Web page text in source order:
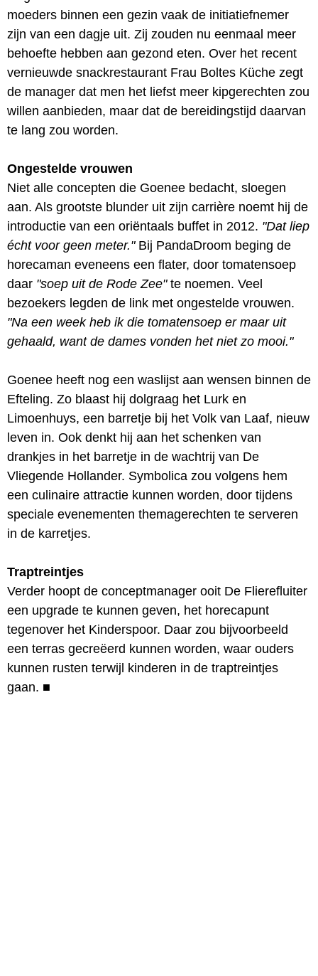
moeders binnen een gezin vaak de initiatiefnemer
zijn van een dagje uit. Zij zouden nu eenmaal meer
behoefte hebben aan gezond eten. Over het recent
vernieuwde snackrestaurant Frau Boltes Küche zegt
de manager dat men het liefst meer kipgerechten zou
willen aanbieden, maar dat de bereidingstijd daarvan
te lang zou worden.
Ongestelde vrouwen
Niet alle concepten die Goenee bedacht, sloegen
aan. Als grootste blunder uit zijn carrière noemt hij de
introductie van een oriëntaals buffet in 2012. "Dat liep
écht voor geen meter."Bij PandaDroom beging de
horecaman eveneens een flater, door tomatensoep
daar "soep uit de Rode Zee"te noemen. Veel
bezoekers legden de link met ongestelde vrouwen.
"Na een week heb ik die tomatensoep er maar uit
gehaald, want de dames vonden het niet zo mooi."
Goenee heeft nog een waslijst aan wensen binnen de
Efteling. Zo blaast hij dolgraag het Lurk en
Limoenhuys, een barretje bij het Volk van Laaf, nieuw
leven in. Ook denkt hij aan het schenken van
drankjes in het barretje in de wachtrij van De
Vliegende Hollander. Symbolica zou volgens hem
een culinaire attractie kunnen worden, door tijdens
speciale evenementen themagerechten te serveren
in de karretjes.
Traptreintjes
Verder hoopt de conceptmanager ooit De Flierefluiter
een upgrade te kunnen geven, het horecapunt
tegenover het Kinderspoor. Daar zou bijvoorbeeld
een terras gecreëerd kunnen worden, waar ouders
kunnen rusten terwijl kinderen in de traptreintjes
gaan. ■